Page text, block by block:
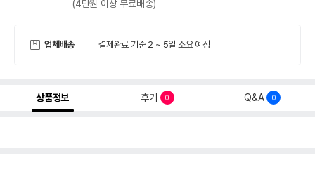
(4만원 이상 무료배송)
업체배송 결제완료 기준 2 ~ 5일 소요 예정
상품정보 후기 0 Q&A 0